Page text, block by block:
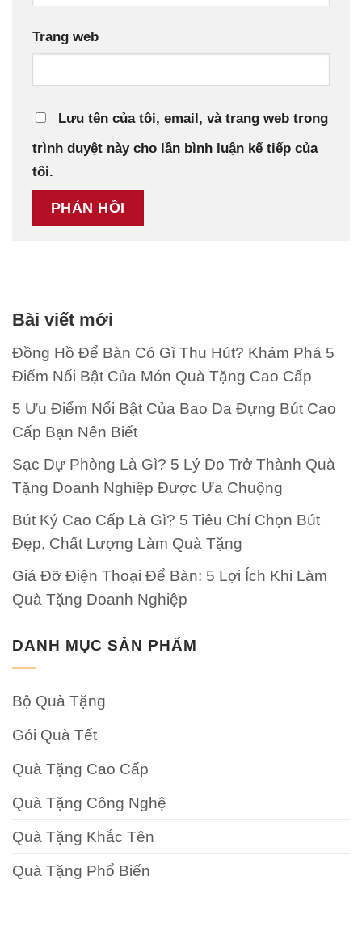
Trang web
Lưu tên của tôi, email, và trang web trong
trình duyệt này cho lần bình luận kế tiếp của
tôi.
Bài viết mới
Đồng Hồ Để Bàn Có Gì Thu Hút? Khám Phá 5
Điểm Nổi Bật Của Món Quà Tặng Cao Cấp
5 Ưu Điểm Nổi Bật Của Bao Da Đựng Bút Cao
Cấp Bạn Nên Biết
Sạc Dự Phòng Là Gì? 5 Lý Do Trở Thành Quà
Tặng Doanh Nghiệp Được Ưa Chuộng
Bút Ký Cao Cấp Là Gì? 5 Tiêu Chí Chọn Bút
Đẹp, Chất Lượng Làm Quà Tặng
Giá Đỡ Điện Thoại Để Bàn: 5 Lợi Ích Khi Làm
Quà Tặng Doanh Nghiệp
DANH MỤC SẢN PHẨM
Bộ Quà Tặng
Gói Quà Tết
Quà Tặng Cao Cấp
Quà Tặng Công Nghệ
Quà Tặng Khắc Tên
Quà Tặng Phổ Biến